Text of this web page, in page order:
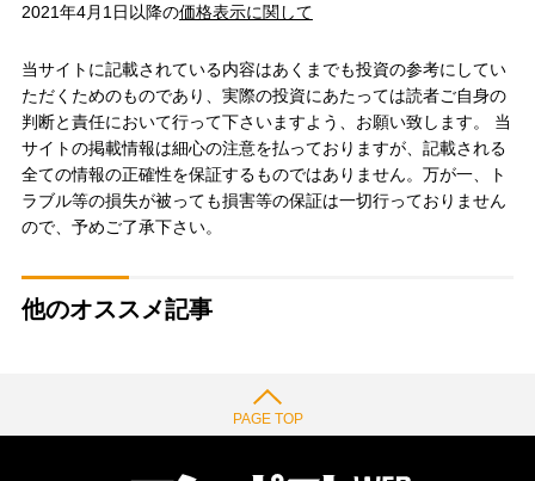
2021年4月1日以降の価格表示に関して
当サイトに記載されている内容はあくまでも投資の参考にしてい
ただくためのものであり、実際の投資にあたっては読者ご自身の
判断と責任において行って下さいますよう、お願い致します。 当
サイトの掲載情報は細心の注意を払っておりますが、記載される
全ての情報の正確性を保証するものではありません。万が一、ト
ラブル等の損失が被っても損害等の保証は一切行っておりません
ので、予めご了承下さい。
他のオススメ記事
PAGE TOP